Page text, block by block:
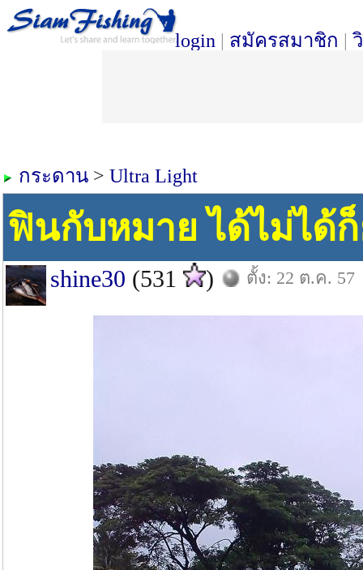
login | สมัครสมาชิก |
กระดาน > Ultra Light
ฟินกับหมาย ได้ไม่ได้
shine30 (531 ) ตั้ง: 22 ต.ค. 57